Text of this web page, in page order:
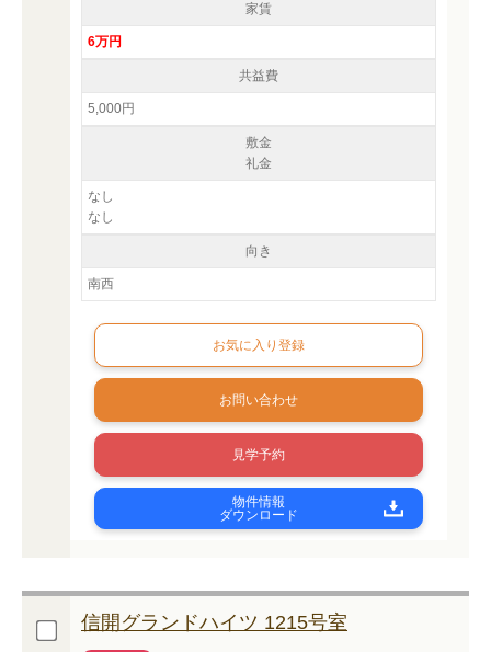
家賃
6万円
共益費
5,000円
敷金
礼金
なし
なし
向き
南西
お問い合わせ
見学予約
物件情報
ダウンロード
信開グランドハイツ 1215号室